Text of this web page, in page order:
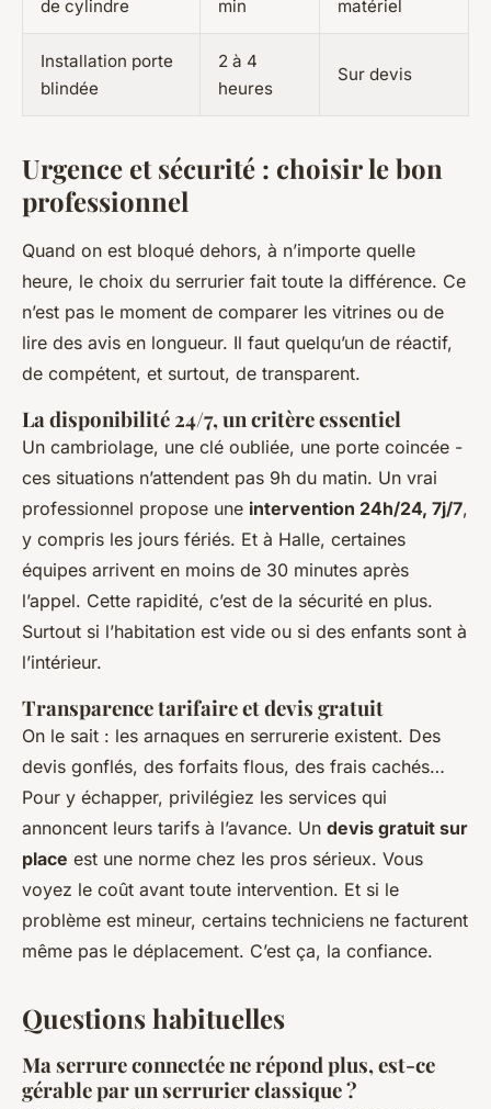
de cylindre min matériel
Installation porte
blindée
2 à 4
heures
Sur devis
Urgence et sécurité : choisir le bon
professionnel
Quand on est bloqué dehors, à n’importe quelle
heure, le choix du serrurier fait toute la différence. Ce
n’est pas le moment de comparer les vitrines ou de
lire des avis en longueur. Il faut quelqu’un de réactif,
de compétent, et surtout, de transparent.
La disponibilité 24/7, un critère essentiel
Un cambriolage, une clé oubliée, une porte coincée -
ces situations n’attendent pas 9h du matin. Un vrai
professionnel propose une intervention 24h/24, 7j/7,
y compris les jours fériés. Et à Halle, certaines
équipes arrivent en moins de 30 minutes après
l’appel. Cette rapidité, c’est de la sécurité en plus.
Surtout si l’habitation est vide ou si des enfants sont à
l’intérieur.
Transparence tarifaire et devis gratuit
On le sait : les arnaques en serrurerie existent. Des
devis gonflés, des forfaits flous, des frais cachés…
Pour y échapper, privilégiez les services qui
annoncent leurs tarifs à l’avance. Un devis gratuit sur
place est une norme chez les pros sérieux. Vous
voyez le coût avant toute intervention. Et si le
problème est mineur, certains techniciens ne facturent
même pas le déplacement. C’est ça, la confiance.
Questions habituelles
Ma serrure connectée ne répond plus, est-ce
gérable par un serrurier classique ?